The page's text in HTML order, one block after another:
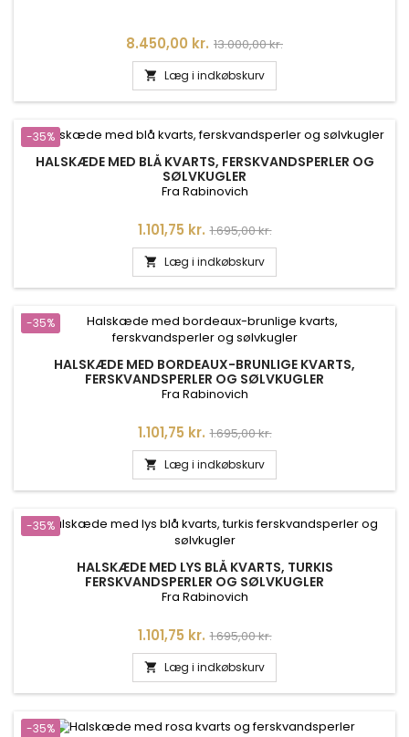
Pris
8.450,00 kr. Normalpris
13.000,00 kr.
 Læg i indkøbskurv
-35%
HALSKÆDE MED BLÅ KVARTS, FERSKVANDSPERLER OG
SØLVKUGLER
Fra Rabinovich
Pris
1.101,75 kr. Normalpris
1.695,00 kr.
 Læg i indkøbskurv
-35%
HALSKÆDE MED BORDEAUX-BRUNLIGE KVARTS,
FERSKVANDSPERLER OG SØLVKUGLER
Fra Rabinovich
Pris
1.101,75 kr. Normalpris
1.695,00 kr.
 Læg i indkøbskurv
-35%
HALSKÆDE MED LYS BLÅ KVARTS, TURKIS
FERSKVANDSPERLER OG SØLVKUGLER
Fra Rabinovich
Pris
1.101,75 kr. Normalpris
1.695,00 kr.
 Læg i indkøbskurv
-35%